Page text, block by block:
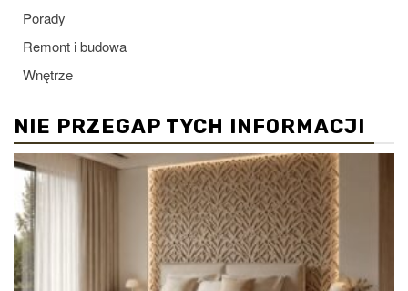
Porady
Remont i budowa
Wnętrze
NIE PRZEGAP TYCH INFORMACJI